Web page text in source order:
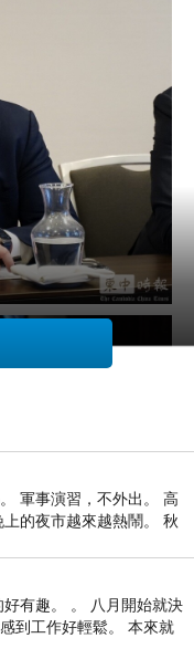
軍事演習，不外出。 高
的夜市越來越熱鬧。 秋
熱。。。
有趣。 。 八月開始就決
到工作好輕鬆。 本來就